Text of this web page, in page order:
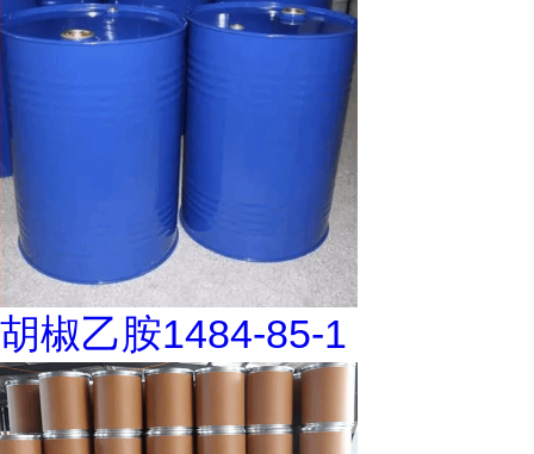
胡椒乙胺1484-85-1